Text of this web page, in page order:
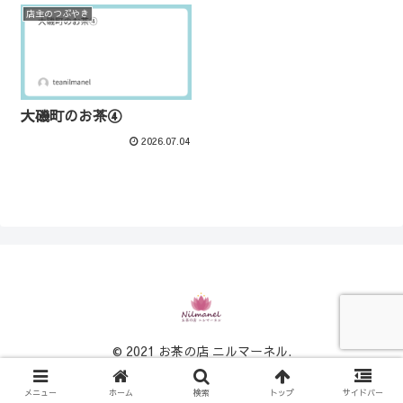
店主のつぶやき
大磯町のお茶④
2026.07.04
© 2021 お茶の店 ニルマーネル.
メニュー ホーム 検索 トップ サイドバー